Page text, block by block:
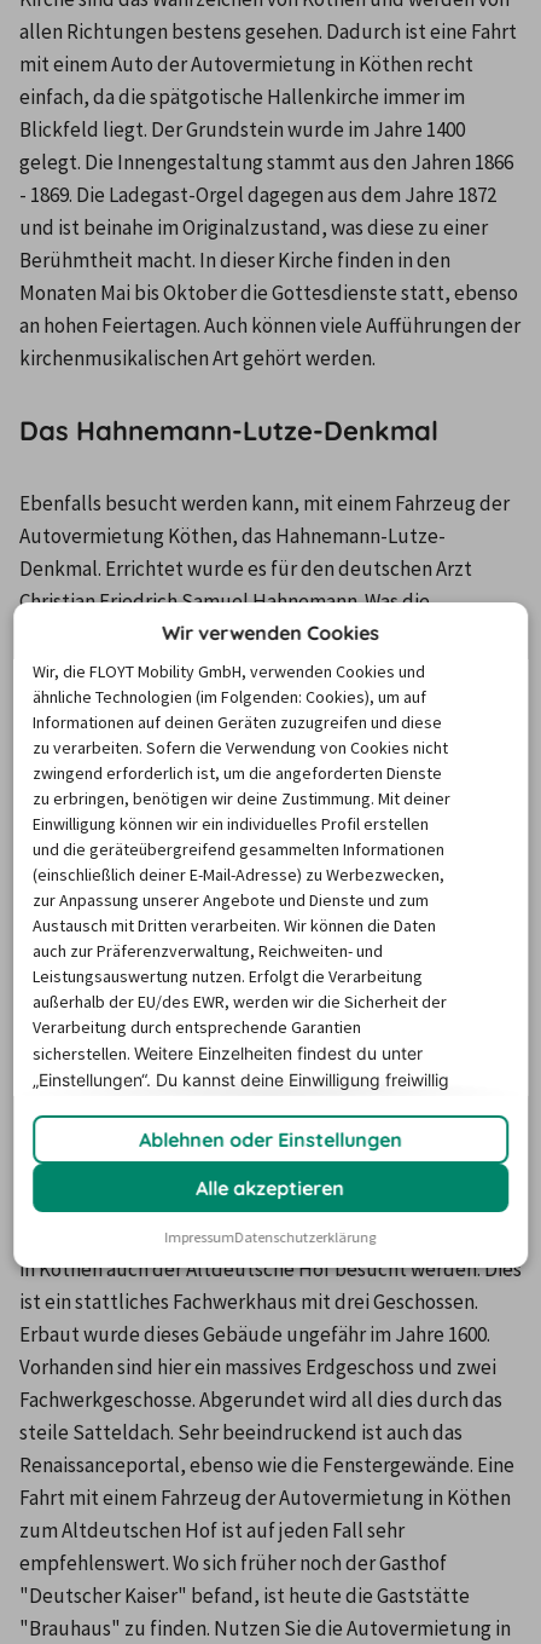
allen Richtungen bestens gesehen. Dadurch ist eine Fahrt
mit einem Auto der Autovermietung in Köthen recht
einfach, da die spätgotische Hallenkirche immer im
Blickfeld liegt. Der Grundstein wurde im Jahre 1400
gelegt. Die Innengestaltung stammt aus den Jahren 1866
- 1869. Die Ladegast-Orgel dagegen aus dem Jahre 1872
und ist beinahe im Originalzustand, was diese zu einer
Berühmtheit macht. In dieser Kirche finden in den
Monaten Mai bis Oktober die Gottesdienste statt, ebenso
an hohen Feiertagen. Auch können viele Aufführungen der
kirchenmusikalischen Art gehört werden.
Das Hahnemann-Lutze-Denkmal
Ebenfalls besucht werden kann, mit einem Fahrzeug der
Autovermietung Köthen, das Hahnemann-Lutze-
Denkmal. Errichtet wurde es für den deutschen Arzt
Christian Friedrich Samuel Hahnemann. Was die
Homöopathie angeht, so ist er der Begründer dieser.
Köthen war der längste Wirkungsort Hahnemanns.
Gleichzeitig ist dieses Denkmal Arthur Lutze gewidmet.
Er war ein Heilpraktiker mit dem Ruf eines Wunderheilers.
Zudem ist er der Gründer der homöopathischen Klinik in
Köthen. Das Denkmal, das von dem Bildhauer Heinrich
Pohlmann stammt, wurde am 15. Dezember 1897
eingeweiht. Zu finden ist dieses Denkmal im Schlosspark,
der mit einem Fahrzeug der Autovermietung in Köthen
ganz leicht erreicht werden kann. Gegenüber dem Park
befindet sich die Lutze Klinik. Nachdem dieses Denkmal
mit einem Wagen der Autovermietung in Köthen besucht
wurde, kann dieses weiter genutzt werden, um einen
Ausflug in das nahe gelegene Halle mit dem Mietwagen
oder nach Magdeburg zu erleben.
Altdeutscher Hof
Natürlich kann durch die Nutzung einer Autovermietung
in Köthen auch der Altdeutsche Hof besucht werden. Dies
ist ein stattliches Fachwerkhaus mit drei Geschossen.
Erbaut wurde dieses Gebäude ungefähr im Jahre 1600.
Vorhanden sind hier ein massives Erdgeschoss und zwei
Fachwerkgeschosse. Abgerundet wird all dies durch das
steile Satteldach. Sehr beeindruckend ist auch das
Renaissanceportal, ebenso wie die Fenstergewände. Eine
Fahrt mit einem Fahrzeug der Autovermietung in Köthen
zum Altdeutschen Hof ist auf jeden Fall sehr
empfehlenswert. Wo sich früher noch der Gasthof
"Deutscher Kaiser" befand, ist heute die Gaststätte
"Brauhaus" zu finden. Nutzen Sie die Autovermietung in
Wir verwenden Cookies
Wir, die FLOYT Mobility GmbH, verwenden Cookies und
ähnliche Technologien (im Folgenden: Cookies), um auf
Informationen auf deinen Geräten zuzugreifen und diese
zu verarbeiten. Sofern die Verwendung von Cookies nicht
zwingend erforderlich ist, um die angeforderten Dienste
zu erbringen, benötigen wir deine Zustimmung. Mit deiner
Einwilligung können wir ein individuelles Profil erstellen
und die geräteübergreifend gesammelten Informationen
(einschließlich deiner E-Mail-Adresse) zu Werbezwecken,
zur Anpassung unserer Angebote und Dienste und zum
Austausch mit Dritten verarbeiten. Wir können die Daten
auch zur Präferenzverwaltung, Reichweiten- und
Leistungsauswertung nutzen. Erfolgt die Verarbeitung
außerhalb der EU/des EWR, werden wir die Sicherheit der
Verarbeitung durch entsprechende Garantien
sicherstellen.Weitere Einzelheiten findest du unter
„Einstellungen“. Du kannst deine Einwilligung freiwillig
Ablehnen oder Einstellungen
Alle akzeptieren
ImpressumDatenschutzerklärung